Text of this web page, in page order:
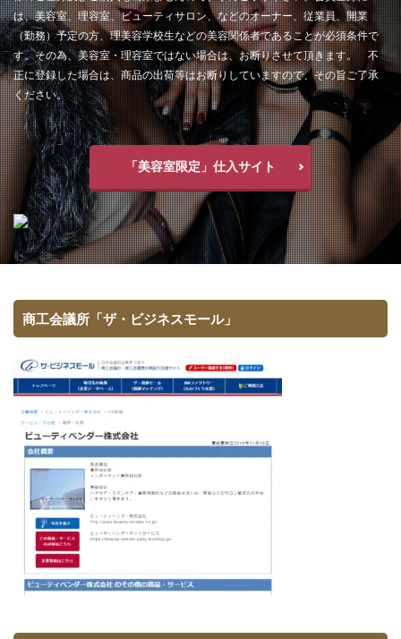
は、美容室、理容室、ビューティサロン、などのオーナー、従業員、開業
（勤務）予定の方、理美容学校生などの美容関係者であることが必須条件で
す。その為、美容室・理容室ではない場合は、お断りさせて頂きます。 不
正に登録した場合は、商品の出荷等はお断りしていますので、その旨ご了承
ください。
「美容室限定」仕入サイト
商工会議所「ザ・ビジネスモール」